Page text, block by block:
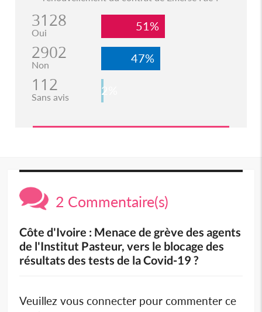
3128
Oui 51%
2902
Non 47%
112
Sans avis 2%
2 Commentaire(s)
Côte d'Ivoire : Menace de grève des agents
de l'Institut Pasteur, vers le blocage des
résultats des tests de la Covid-19 ?
Veuillez vous connecter pour commenter ce